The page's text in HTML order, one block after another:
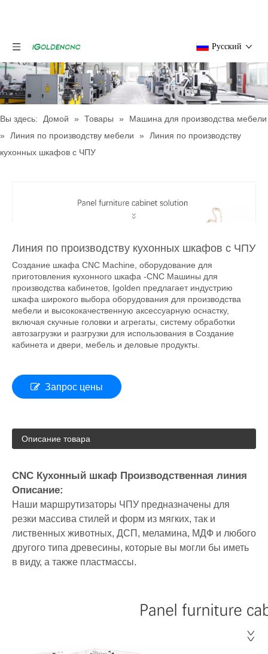
Pусский
Вы здесь: Домой » Товары »
Машина для производства мебели
»
Линия по производству мебели »
Линия по производству
кухонных шкафов с ЧПУ
Линия по производству кухонных шкафов с ЧПУ
Создание шкафа CNC Machine, оборудование для
приготовления кухонного шкафа -CNC Машины для
производства кабинетов, Igolden предлагает индустрию
шкафа широкого выбора оборудования для производства
мебели и высококачественную аксессуарную оснастку,
включая скучные головки и агрегаты, систему обработки
автозагрузки и разгрузки для использования в Создание
кабинета и двери, мебель и деловые продукты.
Запрос цены
Описание товара
CNC Кухонный шкаф Производственная линия
Описание:
Наши маршрутизаторы ЧПУ предназначены для
резки массива стилей и форм из мягких, так и
лиственных животных, ДСП, меламина, МДФ и любого
другого типа древесины, которые вы могли бы иметь
в виду, а также пластмассы.